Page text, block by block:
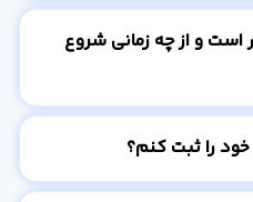
است و از چه زمانی شروع
را ثبت کنم؟